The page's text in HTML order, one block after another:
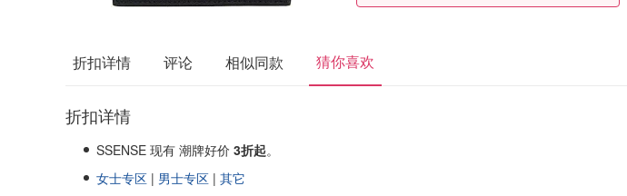
折扣详情 评论 相似同款 猜你喜欢
折扣详情
SSENSE 现有 潮牌好价 3折起。
女士专区 | 男士专区 | 其它